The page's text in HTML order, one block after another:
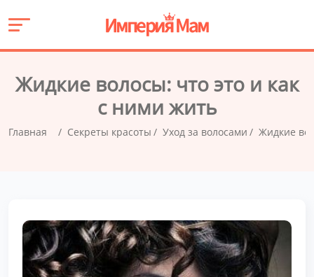
Жидкие волосы: что это и как
с ними жить
Главная Секреты красоты Уход за волосами Жидкие